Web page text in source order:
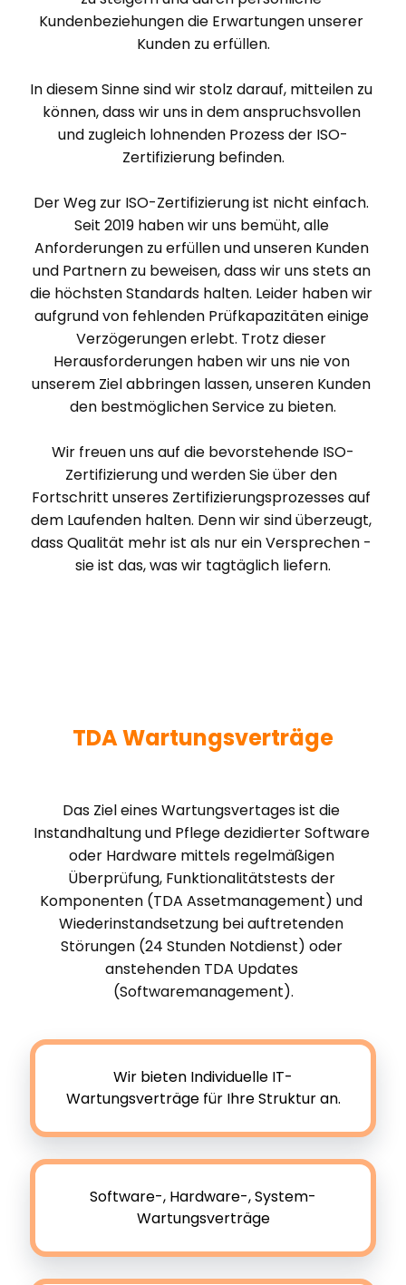
Kundenbeziehungen die Erwartungen unserer
Kunden zu erfüllen.
In diesem Sinne sind wir stolz darauf, mitteilen zu
können, dass wir uns in dem anspruchsvollen
und zugleich lohnenden Prozess der ISO-
Zertifizierung befinden.
Der Weg zur ISO-Zertifizierung ist nicht einfach.
Seit 2019 haben wir uns bemüht, alle
Anforderungen zu erfüllen und unseren Kunden
und Partnern zu beweisen, dass wir uns stets an
die höchsten Standards halten. Leider haben wir
aufgrund von fehlenden Prüfkapazitäten einige
Verzögerungen erlebt. Trotz dieser
Herausforderungen haben wir uns nie von
unserem Ziel abbringen lassen, unseren Kunden
den bestmöglichen Service zu bieten.
Wir freuen uns auf die bevorstehende ISO-
Zertifizierung und werden Sie über den
Fortschritt unseres Zertifizierungsprozesses auf
dem Laufenden halten. Denn wir sind überzeugt,
dass Qualität mehr ist als nur ein Versprechen -
sie ist das, was wir tagtäglich liefern.
TDA Wartungsverträge
Das Ziel eines Wartungsvertages ist die
Instandhaltung und Pflege dezidierter Software
oder Hardware mittels regelmäßigen
Überprüfung, Funktionalitätstests der
Komponenten (TDA Assetmanagement) und
Wiederinstandsetzung bei auftretenden
Störungen (24 Stunden Notdienst) oder
anstehenden TDA Updates
(Softwaremanagement).
Wir bieten Individuelle IT-
Wartungsverträge für Ihre Struktur an.
Software-, Hardware-, System-
Wartungsverträge